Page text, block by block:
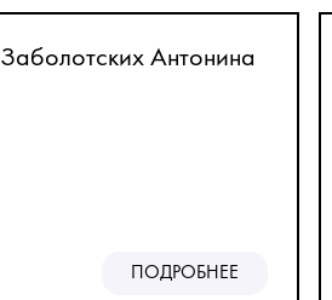
Заболотских Антонина
ПОДРОБНЕЕ